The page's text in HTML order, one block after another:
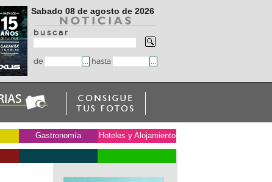
Sabado 08 de agosto de 2026
b u s c a r
de hasta
Gastronomía Hoteles y Alojamiento